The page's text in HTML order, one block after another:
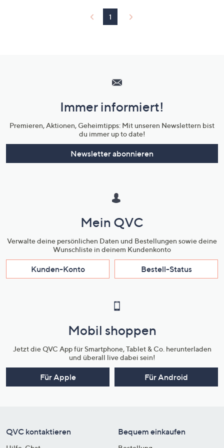
1
Unternehmensinformationen
Immer informiert!
Premieren, Aktionen, Geheimtipps: Mit unseren Newslettern bist
du immer up to date!
Newsletter abonnieren
Mein QVC
Verwalte deine persönlichen Daten und Bestellungen sowie deine
Wunschliste in deinem Kundenkonto
Kunden-Konto Bestell-Status
Mobil shoppen
Jetzt die QVC App für Smartphone, Tablet & Co. herunterladen
und überall live dabei sein!
Für Apple Für Android
QVC kontaktieren Bequem einkaufen